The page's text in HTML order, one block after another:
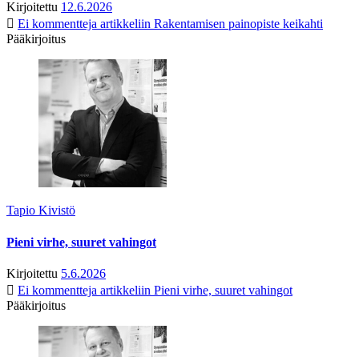
Kirjoitettu 12.6.2026
Ei kommentteja artikkeliin Rakentamisen painopiste keikahti
Pääkirjoitus
Tapio Kivistö
Pieni virhe, suuret vahingot
Kirjoitettu 5.6.2026
Ei kommentteja artikkeliin Pieni virhe, suuret vahingot
Pääkirjoitus